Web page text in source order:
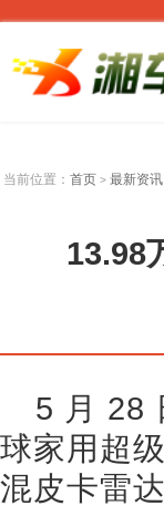
当前位置： 首页 > 最新资讯
13.98
5 月 28
球家用超
混皮卡雷